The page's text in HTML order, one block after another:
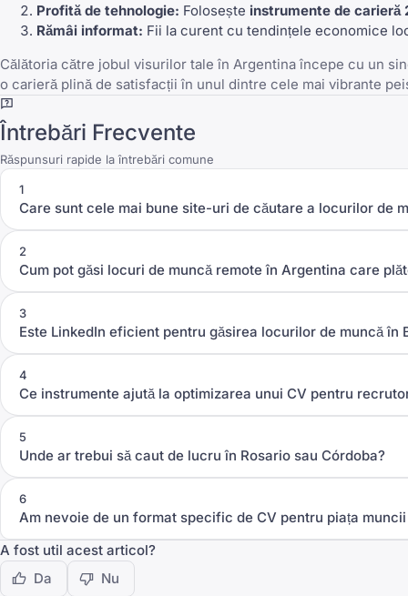
Profită de tehnologie: Folosește instrumente de carieră
Rămâi informat: Fii la curent cu tendințele economice
Călătoria către jobul visurilor tale în Argentina începe cu un
o carieră plină de satisfacții în unul dintre cele mai vibrante
Întrebări Frecvente
Răspunsuri rapide la întrebări comune
1
Care sunt cele mai bune site-uri de căutare a locurilor de
2
Cum pot găsi locuri de muncă remote în Argentina care
3
Este LinkedIn eficient pentru găsirea locurilor de muncă în
4
Ce instrumente ajută la optimizarea unui CV pentru
5
Unde ar trebui să caut de lucru în Rosario sau Córdoba?
6
Am nevoie de un format specific de CV pentru piața
A fost util acest articol?
Da
Nu